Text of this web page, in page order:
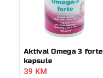
Aktival Omega 3 forte
kapsule
39 KM